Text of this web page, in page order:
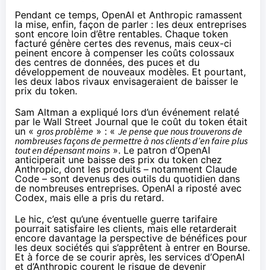
Pendant ce temps, OpenAI et Anthropic ramassent
la mise, enfin, façon de parler : les deux entreprises
sont encore loin d’être rentables. Chaque token
facturé génère certes des revenus, mais ceux-ci
peinent encore à compenser les coûts colossaux
des centres de données, des puces et du
développement de nouveaux modèles. Et pourtant,
les deux labos rivaux envisageraient de baisser le
prix du token.
Sam Altman a expliqué lors d’un événement relaté
par le Wall Street Journal que le coût du token était
un « gros problème » : « Je pense que nous trouverons de
nombreuses façons de permettre à nos clients d’en faire plus
tout en dépensant moins ». Le patron d’OpenAI
anticiperait une baisse des prix du token chez
Anthropic, dont les produits – notamment Claude
Code – sont devenus des outils du quotidien dans
de nombreuses entreprises. OpenAI a riposté avec
Codex, mais elle a pris du retard.
Le hic, c’est qu’une éventuelle guerre tarifaire
pourrait satisfaire les clients, mais elle retarderait
encore davantage la perspective de bénéfices pour
les deux sociétés qui s’apprêtent à entrer en Bourse.
Et à force de se courir après, les services d’OpenAI
et d’Anthropic courent le risque de devenir